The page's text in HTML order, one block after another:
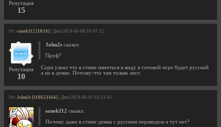
Репутация
15
От: sanek112 [10|16] | Дата 2024-06-08 18:47:12
Репутация
10
John2s сказал:
Пруф?
Сори узнал что в стиме имееться в виду в готовой игре будет русский
а не в демке. Потому-что там только англ
От: John2s [11865|1666] | Дата 2024-06-01 03:13:45
sanek112 сказал:
Почему даже в стиме демка с русским переводом а тут нет?